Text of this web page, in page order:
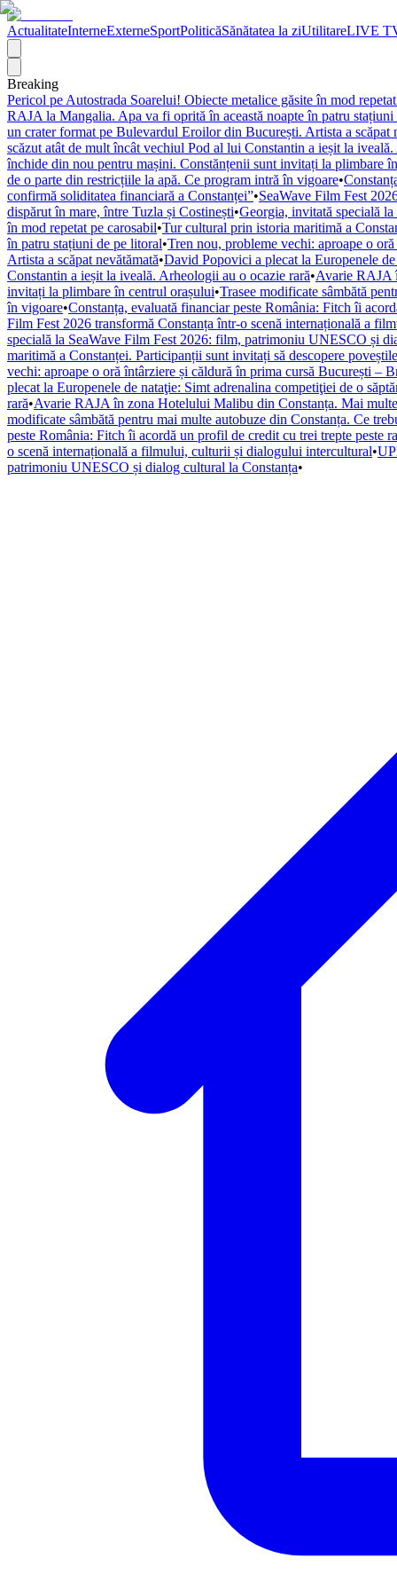
ActualitateInterneExterneSportPoliticăSănătatea la ziUtilitareLIVE
Breaking
Pericol pe Autostrada Soarelui! Obiecte metalice găsite în mod
RAJA la Mangalia. Apa va fi oprită în această noapte în patru stațiuni
un crater format pe Bulevardul Eroilor din București. Artista a scăpat
scăzut atât de mult încât vechiul Pod al lui Constantin a ieșit la
închide din nou pentru mașini. Constănțenii sunt invitați la plimbare
de o parte din restricțiile la apă. Ce program intră în vigoare•
confirmă soliditatea financiară a Constanței”•SeaWave Film Fest
dispărut în mare, între Tuzla și Costinești•Georgia, invitată specială
în mod repetat pe carosabil•Tur cultural prin istoria maritimă a
în patru stațiuni de pe litoral•Tren nou, probleme vechi: aproape o
Artista a scăpat nevătămată•David Popovici a plecat la Europenele
Constantin a ieșit la iveală. Arheologii au o ocazie rară•Avarie RAJA
invitați la plimbare în centrul orașului•Trasee modificate sâmbătă
în vigoare•Constanța, evaluată financiar peste România: Fitch îi
Film Fest 2026 transformă Constanța într-o scenă internațională a
specială la SeaWave Film Fest 2026: film, patrimoniu UNESCO și
maritimă a Constanței. Participanții sunt invitați să descopere
vechi: aproape o oră întârziere și căldură în prima cursă București –
plecat la Europenele de nataţie: Simt adrenalina competiţiei de o
rară•Avarie RAJA în zona Hotelului Malibu din Constanța. Mai
modificate sâmbătă pentru mai multe autobuze din Constanța. Ce
peste România: Fitch îi acordă un profil de credit cu trei trepte
o scenă internațională a filmului, culturii și dialogului intercultural•
patrimoniu UNESCO și dialog cultural la Constanța•